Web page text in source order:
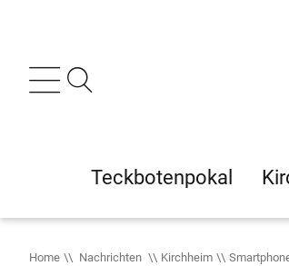
Teckbotenpokal
Home Nachrichten Kirchheim